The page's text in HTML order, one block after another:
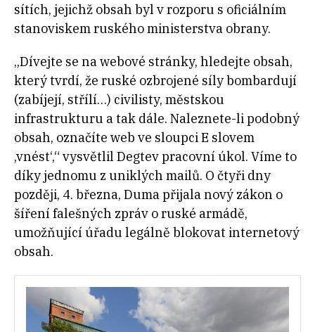
sítích, jejichž obsah byl v rozporu s oficiálním
stanoviskem ruského ministerstva obrany.
„Dívejte se na webové stránky, hledejte obsah,
který tvrdí, že ruské ozbrojené síly bombardují
(zabíjejí, střílí…) civilisty, městskou
infrastrukturu a tak dále. Naleznete-li podobný
obsah, označíte web ve sloupci E slovem
‚vnést‘,“ vysvětlil Degtev pracovní úkol. Víme to
díky jednomu z uniklých mailů. O čtyři dny
později, 4. března, Duma přijala nový zákon o
šíření falešných zpráv o ruské armádě,
umožňující úřadu legálně blokovat internetový
obsah.